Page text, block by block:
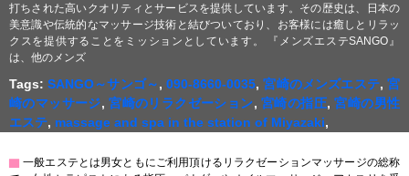
打ちされた高いクオリティとサービスを提供しています。その歴史は、日本の
美意識や伝統的なマッサージ技術と結びついており、お客様には癒しとリラッ
クスを提供することをミッションとしています。 『メンズエステSANGO』
は、他のメンズ
Tags:SANGO～サンゴ～,090-8660-0035,宮崎のメンズエステ,宮
崎のマッサージ,宮崎のリラクゼーション,宮崎の指圧,宮崎の男性
エステ, massage and spa in the station of Miyazaki,
▇ 一般エステとは男女ともにご利用頂けるリラクゼーションマッサージの総称